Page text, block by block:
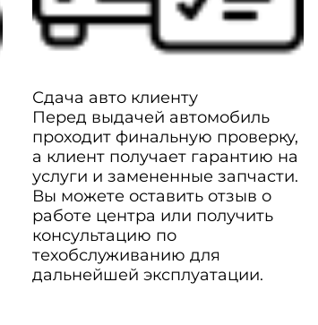
Сдача авто клиенту
Перед выдачей автомобиль
проходит финальную проверку,
а клиент получает гарантию на
услуги и замененные запчасти.
Вы можете оставить отзыв о
работе центра или получить
консультацию по
техобслуживанию для
дальнейшей эксплуатации.